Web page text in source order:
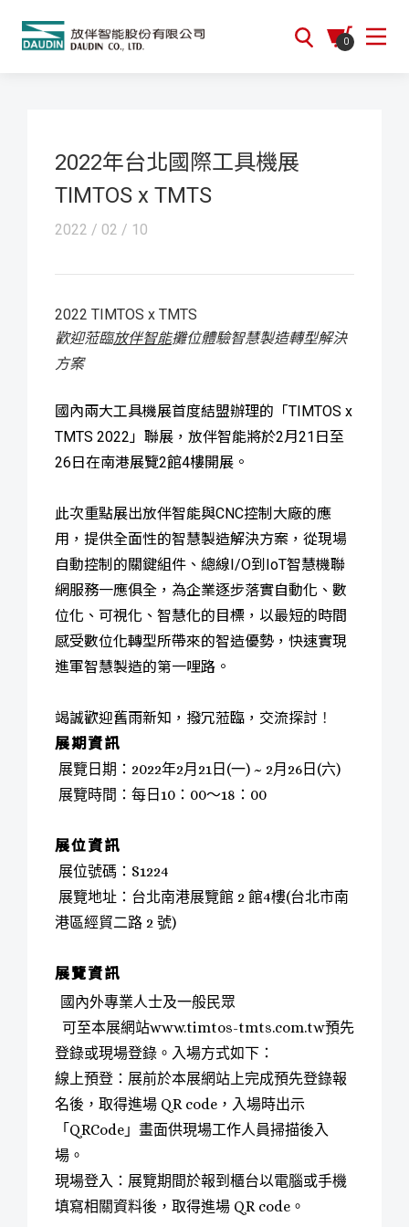
0
2022年台北國際工具機展
TIMTOS x TMTS
2022 / 02 / 10
2022 TIMTOS x TMTS
歡迎蒞臨放伴智能攤位體驗智慧製造轉型解決
方案
國內兩大工具機展首度結盟辦理的「TIMTOS x
TMTS 2022」聯展，放伴智能將於2月21日至
26日在南港展覽2館4樓開展。
此次重點展出放伴智能與CNC控制大廠的應
用，提供全面性的智慧製造解決方案，從現場
自動控制的關鍵組件、總線I/O到IoT智慧機聯
網服務一應俱全，為企業逐步落實自動化、數
位化、可視化、智慧化的目標，以最短的時間
感受數位化轉型所帶來的智造優勢，快速實現
進軍智慧製造的第一哩路。
竭誠歡迎舊雨新知，撥冗蒞臨，交流探討 ！
展期資訊
展覽日期：2022年2月21日(一) ~ 2月26日(六)
展覽時間：每日10：00～18：00
展位資訊
展位號碼：S1224
展覽地址：台北南港展覽館 2 館4樓(台北市南
港區經貿二路 2 號)
展覽資訊
國內外專業人士及一般民眾
可至本展網站www.timtos-tmts.com.tw預先
登錄或現場登錄。入場方式如下：
線上預登：展前於本展網站上完成預先登錄報
名後，取得進場 QR code，入場時出示
「QRCode」畫面供現場工作人員掃描後入
場。
現場登入：展覽期間於報到櫃台以電腦或手機
填寫相關資料後，取得進場 QR code。